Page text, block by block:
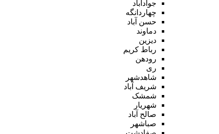
جوادآباد
چهاردانگه
حسن آباد
دماوند
دیزین
رباط کریم
رودهن
ری
شاهدشهر
شریف آباد
شمشک
شهریار
صالح آباد
صباشهر